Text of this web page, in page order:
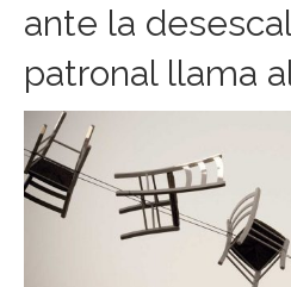
ante la
patronal llama